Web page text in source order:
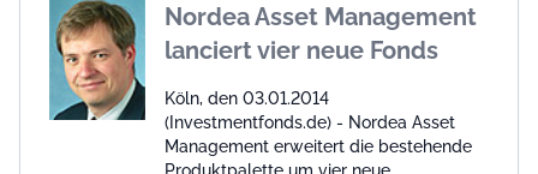
Nordea Asset Management
lanciert vier neue Fonds
Köln, den 03.01.2014
(Investmentfonds.de) - Nordea Asset
Management erweitert die bestehende